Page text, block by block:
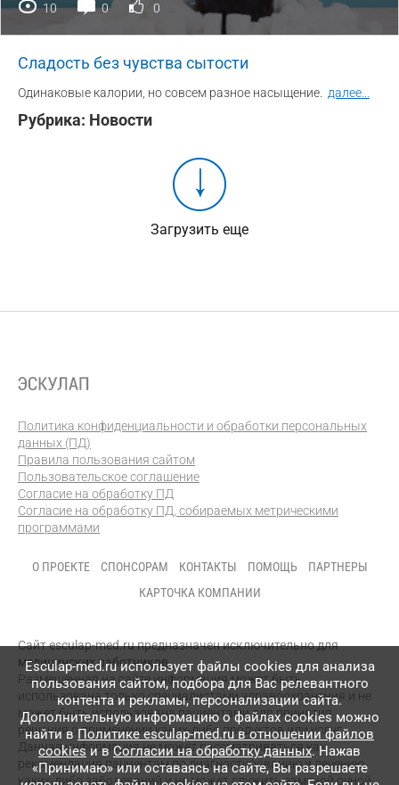
10 0 0
Сладость без чувства сытости
Одинаковые калории, но совсем разное насыщение. далее
Рубрика: Новости
Загрузить еще
Политика конфиденциальности и обработки персональных
данных (ПД)
Правила пользования сайтом
Пользовательское соглашение
Согласие на обработку ПД
Согласие на обработку ПД, собираемых метрическими
программами
О ПРОЕКТЕ СПОНСОРАМ КОНТАКТЫ ПОМОЩЬ
ПАРТНЕРЫ
КАРТОЧКА КОМПАНИИ
Сайт esculap-med.ru предназначен исключительно для
медицинских работников.
Размещенная на сайте информация может быть
использована только специалистами здравоохранения и не
может быть использована пациентами для принятия
решения о применении каких-либо продуктов или услуг.
Данная информация не может рассматриваться как
рекомендация пациентам по диагностированию и лечению
каких-либо заболеваний и не может служить заменой очной
Esculap-med.ru использует файлы сookies для анализа
пользования сайтом, подбора для Вас релевантного
контента и рекламы, персонализации сайта.
Дополнительную информацию о файлах cookies можно
найти вПолитике esculap-med.ru в отношении файлов
cookiesи вСогласии на обработку данных. Нажав
«Принимаю» или оставаясь на сайте, Вы разрешаете